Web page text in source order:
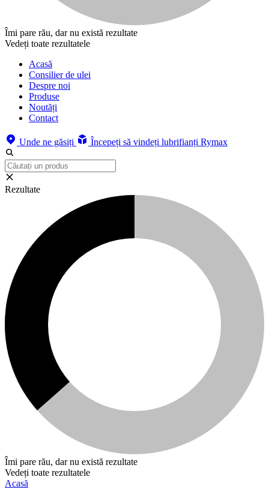
Îmi pare rău, dar nu există rezultate
Vedeți toate rezultatele
Acasă
Consilier de ulei
Despre noi
Produse
Noutăți
Contact
Unde ne găsiți Începeți să vindeți lubrifianți Rymax
Rezultate
Îmi pare rău, dar nu există rezultate
Vedeți toate rezultatele
Acasă